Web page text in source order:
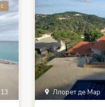
13 Ллорет де Мар